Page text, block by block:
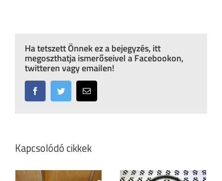
Ha tetszett Önnek ez a bejegyzés, itt
megoszthatja ismerőseivel a Facebookon,
twitteren vagy emailen!
FacebookTwitter Email:
Kapcsolódó cikkek